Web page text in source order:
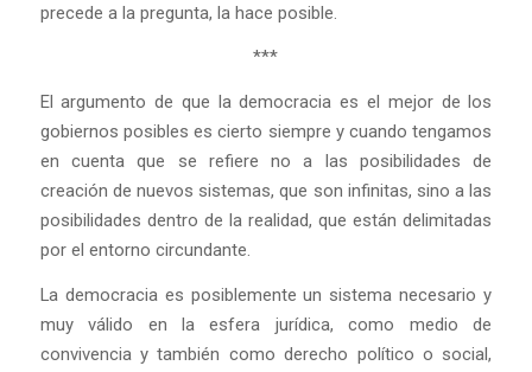
precede a la pregunta, la hace posible.
***
El argumento de que la democracia es el mejor de los
gobiernos posibles es cierto siempre y cuando tengamos
en cuenta que se refiere no a las posibilidades de
creación de nuevos sistemas, que son infinitas, sino a las
posibilidades dentro de la realidad, que están delimitadas
por el entorno circundante.
La democracia es posiblemente un sistema necesario y
muy válido en la esfera jurídica, como medio de
convivencia y también como derecho político o social,